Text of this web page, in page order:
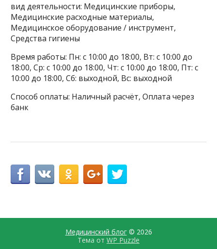
вид деятельности: Медицинские приборы,
Медицинские расходные материалы,
Медицинское оборудование / инструмент,
Средства гигиены
Время работы: Пн: с 10:00 до 18:00, Вт: с 10:00 до
18:00, Ср: с 10:00 до 18:00, Чт: с 10:00 до 18:00, Пт: с
10:00 до 18:00, Сб: выходной, Вс: выходной
Способ оплаты: Наличный расчёт, Оплата через
банк
Медицинский блог© 2026
Тема от WP Puzzle